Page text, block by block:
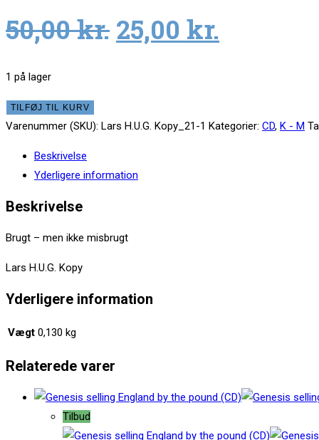
50,00kr. Original
price
25,00 kr.
price
1 på lager
Lars
H.U.G.
TILFØJ TIL KURV
Varenummer (SKU): Lars H.U.G. Kopy_21-1 Kategorier: CD, K - M
Beskrivelse
Yderligere information
Beskrivelse
Brugt – men ikke misbrugt
Lars H.U.G. Kopy
Yderligere information
Vægt 0,130 kg
Relaterede varer
Tilbud